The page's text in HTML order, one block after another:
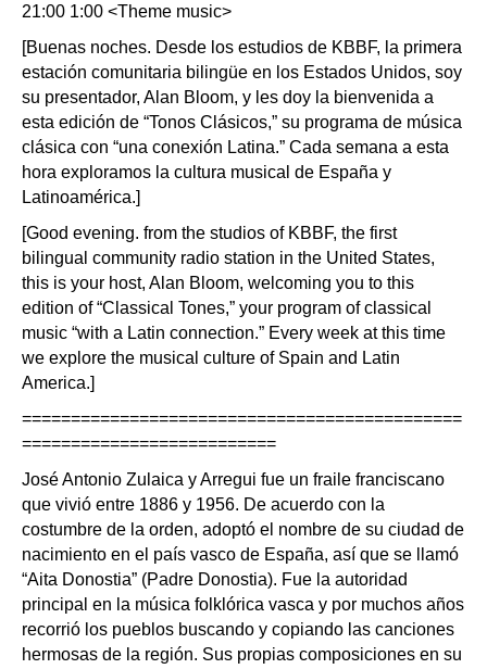
21:00 1:00 <Theme music>
[Buenas noches. Desde los estudios de KBBF, la primera
estación comunitaria bilingüe en los Estados Unidos, soy
su presentador, Alan Bloom, y les doy la bienvenida a
esta edición de “Tonos Clásicos,” su programa de música
clásica con “una conexión Latina.” Cada semana a esta
hora exploramos la cultura musical de España y
Latinoamérica.]
[Good evening. from the studios of KBBF, the first
bilingual community radio station in the United States,
this is your host, Alan Bloom, welcoming you to this
edition of “Classical Tones,” your program of classical
music “with a Latin connection.” Every week at this time
we explore the musical culture of Spain and Latin
America.]
=============================================
==========================
José Antonio Zulaica y Arregui fue un fraile franciscano
que vivió entre 1886 y 1956. De acuerdo con la
costumbre de la orden, adoptó el nombre de su ciudad de
nacimiento en el país vasco de España, así que se llamó
“Aita Donostia” (Padre Donostia). Fue la autoridad
principal en la música folklórica vasca y por muchos años
recorrió los pueblos buscando y copiando las canciones
hermosas de la región. Sus propias composiciones en su